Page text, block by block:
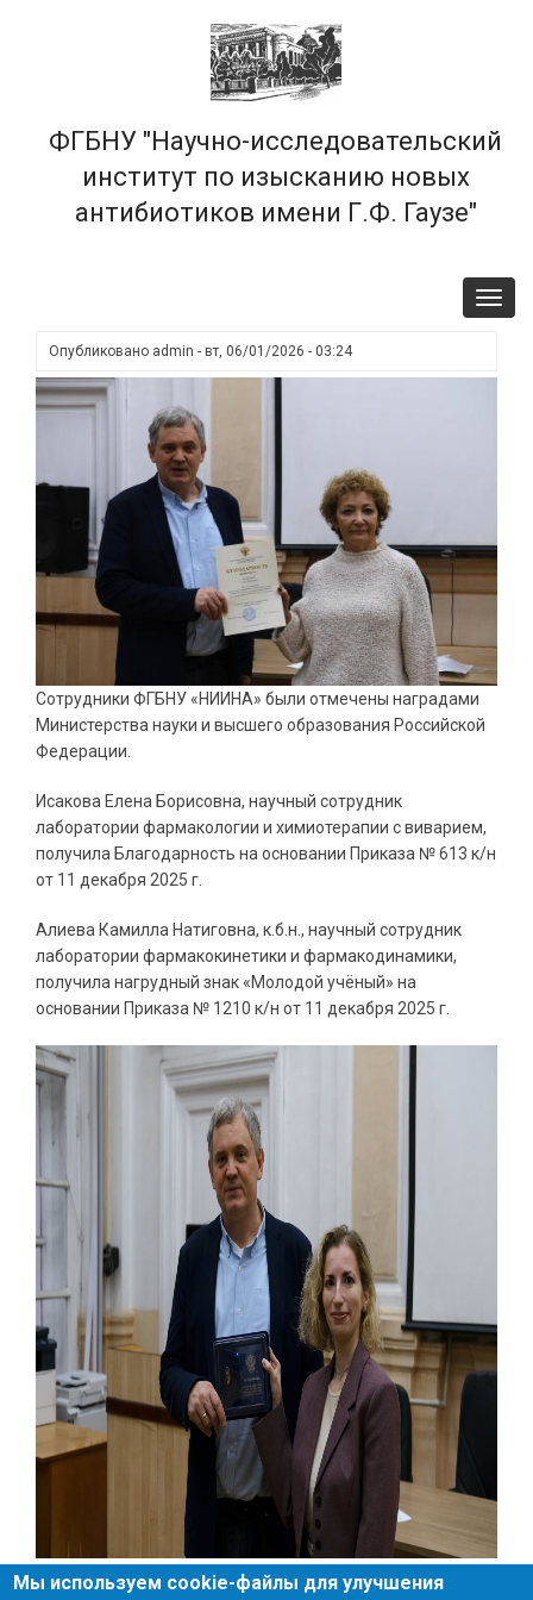
ФГБНУ "Научно-исследовательский
институт по изысканию новых
антибиотиков имени Г.Ф. Гаузе"
Опубликовано admin - вт, 06/01/2026 - 03:24
Сотрудники ФГБНУ «НИИНА» были отмечены наградами
Министерства науки и высшего образования Российской
Федерации.
Исакова Елена Борисовна, научный сотрудник
лаборатории фармакологии и химиотерапии с виварием,
получила Благодарность на основании Приказа № 613 к/н
от 11 декабря 2025 г.
Алиева Камилла Натиговна, к.б.н., научный сотрудник
лаборатории фармакокинетики и фармакодинамики,
получила нагрудный знак «Молодой учёный» на
основании Приказа № 1210 к/н от 11 декабря 2025 г.
×
Мы используем cookie-файлы для улучшения